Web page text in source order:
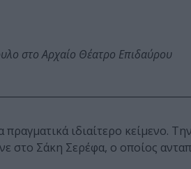
στο Αρχαίο Θέατρο Επιδαύρου
ιδιαίτερο κείμενο.
στο Σάκη Σερέφα, ο οποίος